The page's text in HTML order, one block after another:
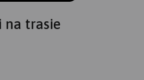
na trasie